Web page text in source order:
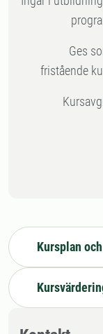
Ges som
fristående
Kursplan